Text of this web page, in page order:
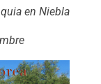
en Niebla